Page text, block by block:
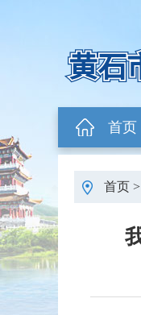
首页
首页 >